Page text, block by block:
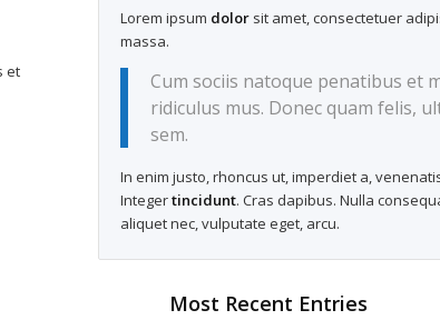
et
Lorem ipsum dolor sit amet, consectetuer
massa.
Cum sociis natoque penatibus et
ridiculus mus. Donec quam felis,
sem.
In enim justo, rhoncus ut, imperdiet a,
Integertincidunt. Cras dapibus. Nulla
aliquet nec, vulputate eget, arcu.
Most Recent Entries